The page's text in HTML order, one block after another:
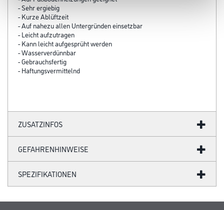
- Sehr ergiebig
- Kurze Ablüftzeit
- Auf nahezu allen Untergründen einsetzbar
- Leicht aufzutragen
- Kann leicht aufgesprüht werden
- Wasserverdünnbar
- Gebrauchsfertig
- Haftungsvermittelnd
ZUSATZINFOS
GEFAHRENHINWEISE
SPEZIFIKATIONEN